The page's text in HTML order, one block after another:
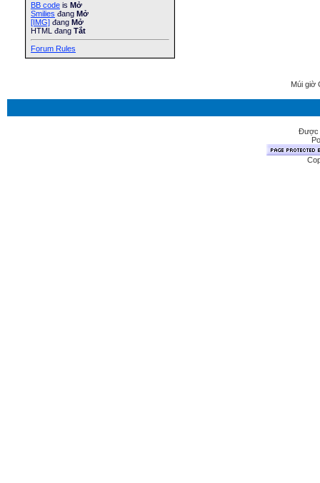
BB code is Mở
Smilies đang Mở
[IMG] đang Mở
HTML đang Tắt
Forum Rules
Múi giờ
Được